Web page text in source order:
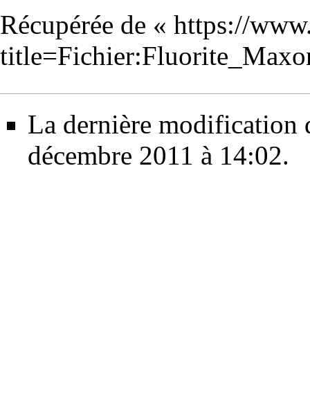
Récupérée de « https://
La dernière modification
décembre 2011 à 14:02.